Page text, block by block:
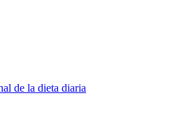
de la dieta diaria